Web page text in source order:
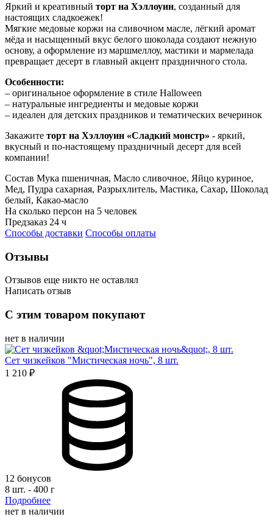
Яркий и креативный торт на Хэллоуин, созданный для
настоящих сладкоежек!
Мягкие медовые коржи на сливочном масле, лёгкий аромат
мёда и насыщенный вкус белого шоколада создают нежную
основу, а оформление из маршмеллоу, мастики и мармелада
превращает десерт в главный акцент праздничного стола.
Особенности:
– оригинальное оформление в стиле Halloween
– натуральные ингредиенты и медовые коржи
– идеален для детских праздников и тематических вечеринок
Закажите торт на Хэллоуин «Сладкий монстр» - яркий,
вкусный и по-настоящему праздничный десерт для всей
компании!
Состав Мука пшеничная, Масло сливочное, Яйцо куриное,
Мед, Пудра сахарная, Разрыхлитель, Мастика, Сахар, Шоколад
белый, Какао-масло
На сколько персон на 5 человек
Предзаказ 24 ч
Способы доставки Способы оплаты
Отзывы
Отзывов еще никто не оставлял
Написать отзыв
согласие на обработку персональных данных
соглашаюсь с политикой обработки персональных данных
согласие на публикацию моего отзыва на сайте и в
рекламных и презентационных материалах компании
Оставить отзыв
С этим товаром покупают
нет в наличии
Сет чизкейков "Мистическая ночь", 8 шт.
1 210 ₽
12 бонусов
8 шт. - 400 г
Подробнее
нет в наличии